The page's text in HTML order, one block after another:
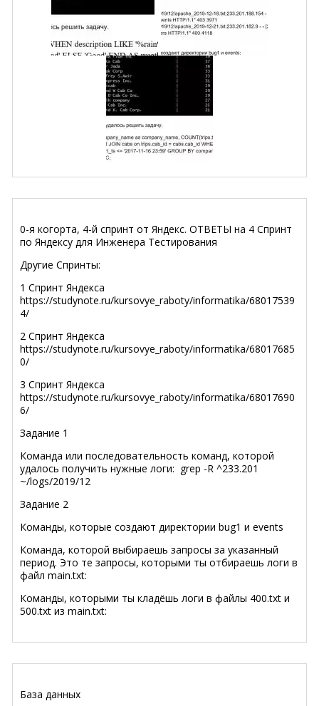
0-я когорта, 4-й спринт от Яндекс. ОТВЕТЫ на 4 Спринт
по Яндексу для Инженера Тестирования
Другие Спринты:
1 Спринт Яндекса
https://studynote.ru/kursovye_raboty/informatika/68017539
4/
2 Спринт Яндекса
https://studynote.ru/kursovye_raboty/informatika/68017685
0/
3 Спринт Яндекса
https://studynote.ru/kursovye_raboty/informatika/68017690
6/
Задание 1
Команда или последовательность команд, которой
удалось получить нужные логи: grep -R ^233.201
~/logs/2019/12
Задание 2
Команды, которые создают директории bug1 и events
Команда, которой выбираешь запросы за указанный
период. Это те запросы, которыми ты отбираешь логи в
файл main.txt:
Команды, которыми ты кладёшь логи в файлы 400.txt и
500.txt из main.txt:
База данных